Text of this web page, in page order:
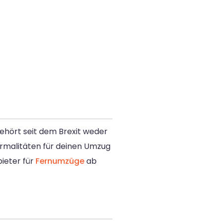
seit dem Brexit weder
für deinen Umzug
für Fernumzügeab